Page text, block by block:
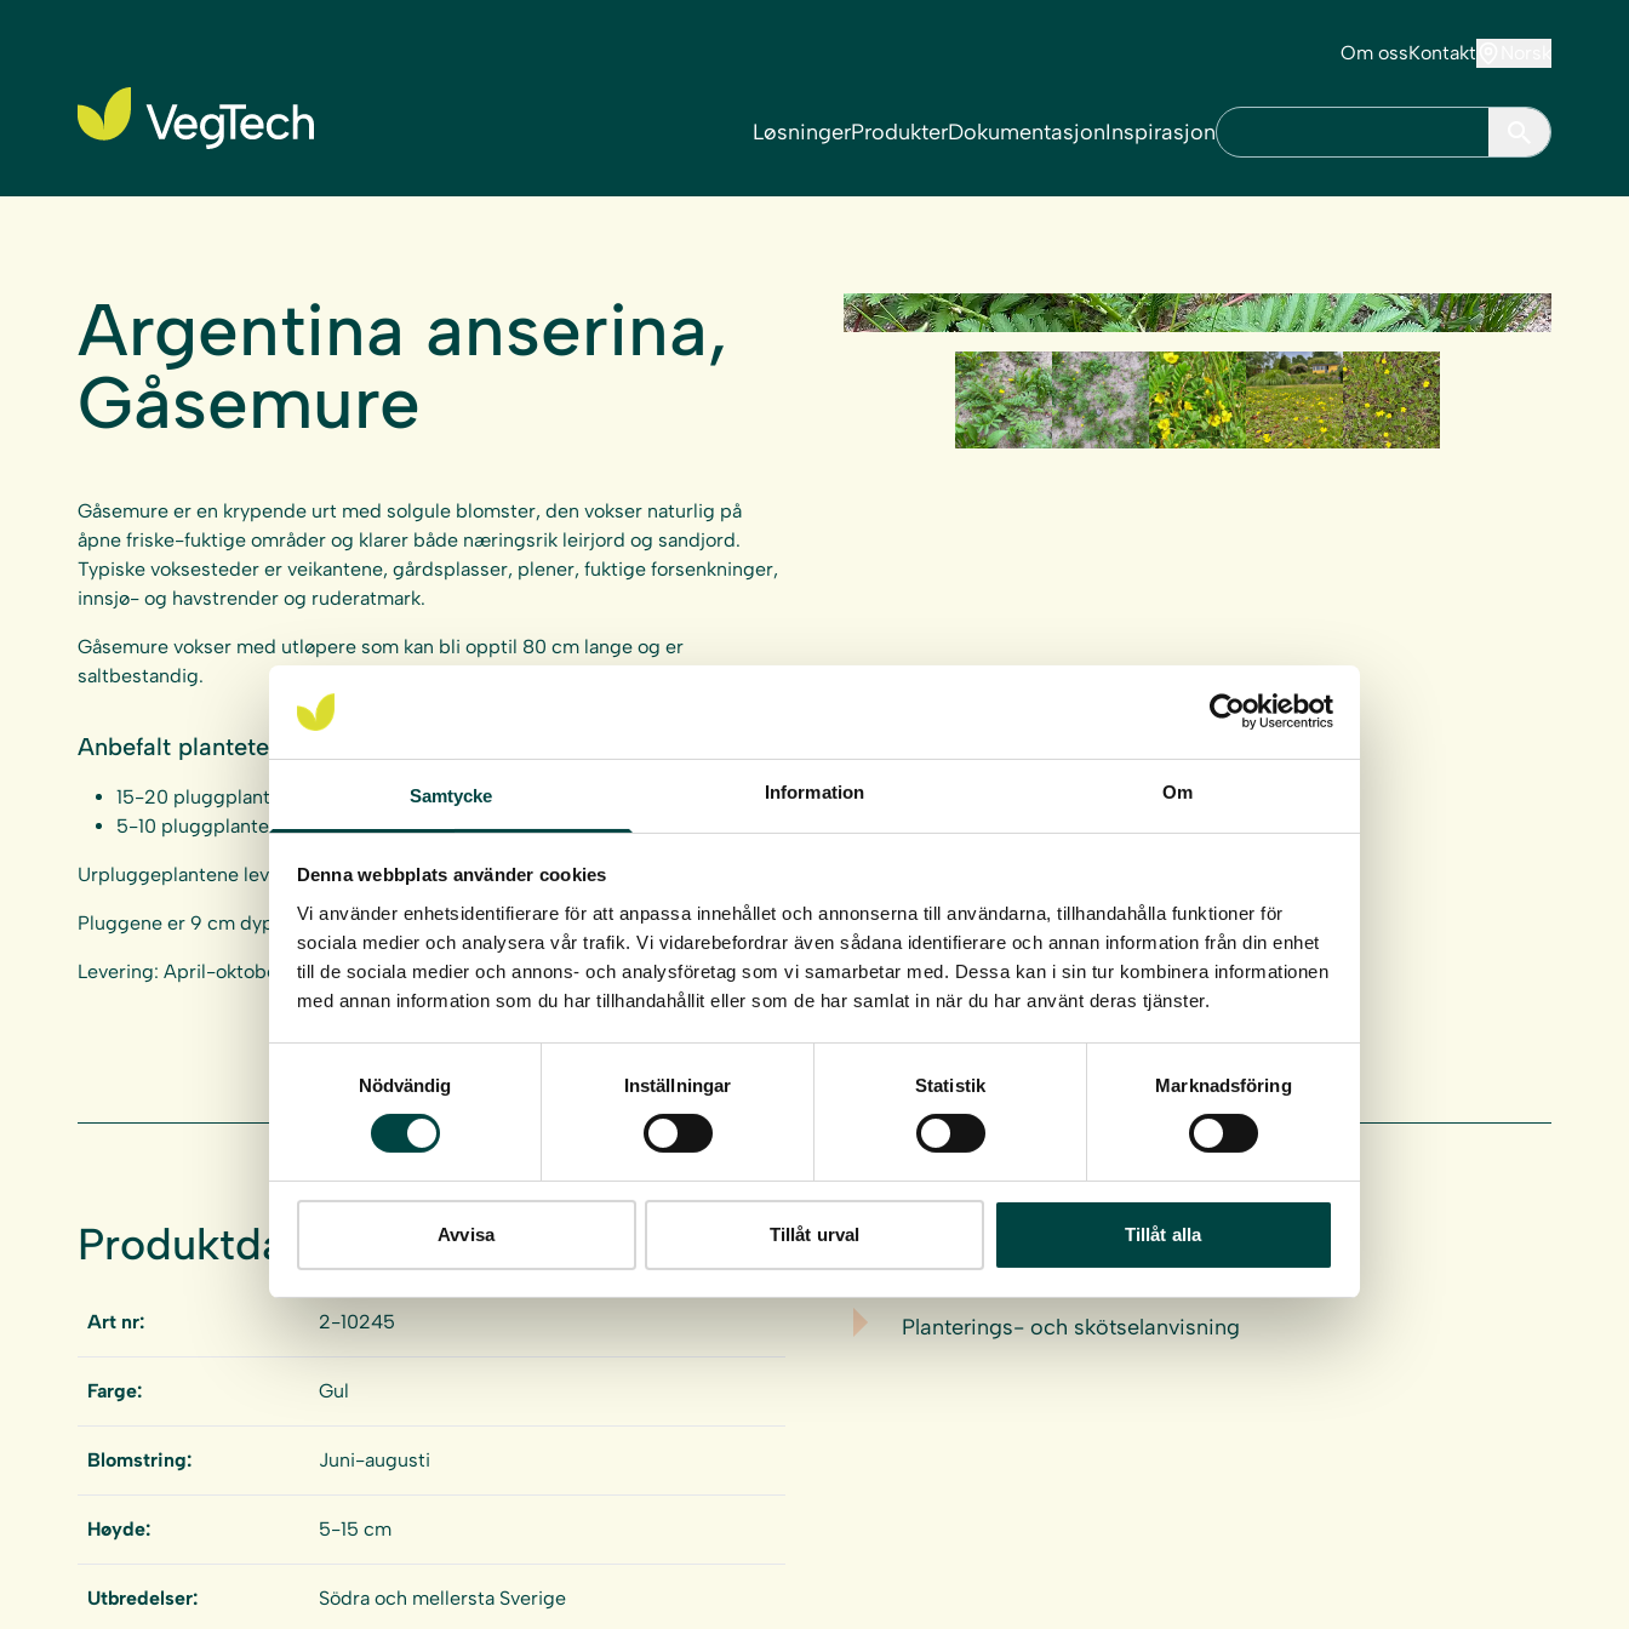
Samtycke Information Om
Denna webbplats använder cookies
Vi använder enhetsidentifierare för att anpassa innehållet och annonserna till användarna, tillhandahålla funktioner för
sociala medier och analysera vår trafik. Vi vidarebefordrar även sådana identifierare och annan information från din enhet
till de sociala medier och annons- och analysföretag som vi samarbetar med. Dessa kan i sin tur kombinera informationen
med annan information som du har tillhandahållit eller som de har samlat in när du har använt deras tjänster.
Nödvändig
Inställningar Statistik Marknadsföring
Avvisa Tillåt urval Tillåt alla
Om ossKontakt
LøsningerProdukterDokumentasjonInspirasjon
Argentina anserina,
Gåsemure
Gåsemure er en krypende urt med solgule blomster, den vokser naturlig på
åpne friske-fuktige områder og klarer både næringsrik leirjord og sandjord.
Typiske voksesteder er veikantene, gårdsplasser, plener, fuktige forsenkninger,
innsjø- og havstrender og ruderatmark.
Gåsemure vokser med utløpere som kan bli opptil 80 cm lange og er
saltbestandig.
Anbefalt plantetetthet:
15-20 pluggplanter per kvm
5-10 pluggplanter per kvm ved kombinasjon med frøsåing
Urpluggeplantene leveres i hele brett à 40 stk.
Pluggene er 9 cm dype og 4 cm i diameter, ca 93 cm³ i rotvolum.
Levering: April-oktober
Produktdata
Art nr: 2-10245
Farge: Gul
Blomstring: Juni-augusti
Høyde: 5-15 cm
Utbredelser: Södra och mellersta Sverige
Last ned
Planterings- och skötselanvisning